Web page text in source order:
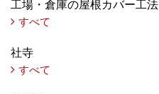
工場・倉庫の屋根カバー工法
すべて
社寺
すべて